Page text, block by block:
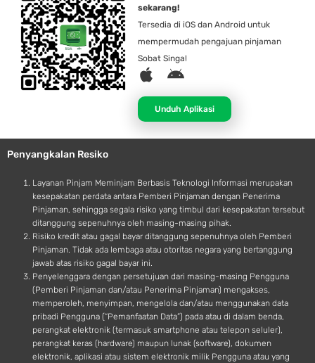
sekarang!
Tersedia di iOS dan Android untuk
mempermudah pengajuan pinjaman
Sobat Singa!
A
p
l
e
A
d
r
o
d
Unduh Aplikasi
Penyangkalan Resiko
Layanan Pinjam Meminjam Berbasis Teknologi Informasi merupakan
kesepakatan perdata antara Pemberi Pinjaman dengan Penerima
Pinjaman, sehingga segala risiko yang timbul dari kesepakatan tersebut
ditanggung sepenuhnya oleh masing-masing pihak.
Risiko kredit atau gagal bayar ditanggung sepenuhnya oleh Pemberi
Pinjaman. Tidak ada lembaga atau otoritas negara yang bertanggung
jawab atas risiko gagal bayar ini.
Penyelenggara dengan persetujuan dari masing-masing Pengguna
(Pemberi Pinjaman dan/atau Penerima Pinjaman) mengakses,
memperoleh, menyimpan, mengelola dan/atau menggunakan data
pribadi Pengguna (“Pemanfaatan Data”) pada atau di dalam benda,
perangkat elektronik (termasuk smartphone atau telepon seluler),
perangkat keras (hardware) maupun lunak (software), dokumen
elektronik, aplikasi atau sistem elektronik milik Pengguna atau yang